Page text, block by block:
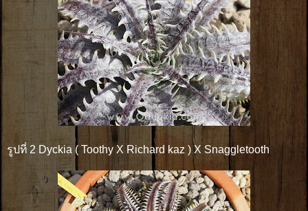
รูปที่ 2 Dyckia ( Toothy X Richard kaz ) X Snaggletooth